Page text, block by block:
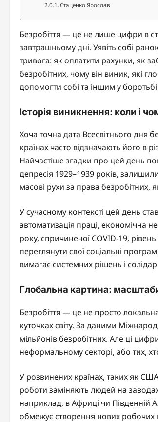
Стаценко Ярослав
Безробіття — це не лише цифри в
завтрашньому дні. Уявіть собі
тривога: як оплатити рахунки, як
безробітних, чому він виник, які
допомогти собі та іншим у
Історія виникнення: коли і
Хоча точна дата Всесвітнього дня
країнах часто відзначають його в
Найчастіше згадки про цей день
депресія 1929–1939 років,
масові рухи за права безробітних,
У сучасному контексті цей день
автоматизація праці, економічна
року, спричиненої COVID-19, рівень
переглянути свої соціальні
вимагає системних рішень і
Глобальна картина: масштаби
Безробіття — це не просто
куточках світу. За даними
мільйонів безробітних. Але ці
неформальному секторі, або тих,
У розвинених країнах, таких як
роботи заміняють людей на
наприклад, в Африці чи Південній
обмежує створення нових робочих